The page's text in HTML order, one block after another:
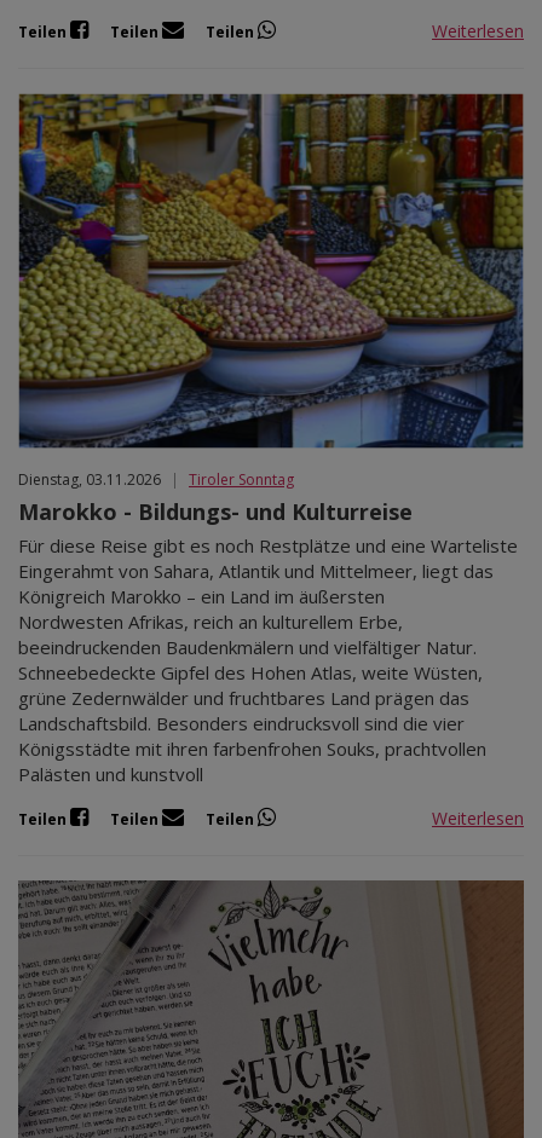
Teilen Teilen Teilen Weiterlesen
Dienstag, 03.11.2026 | Tiroler Sonntag
Marokko - Bildungs- und Kulturreise
Für diese Reise gibt es noch Restplätze und eine Warteliste
Eingerahmt von Sahara, Atlantik und Mittelmeer, liegt das
Königreich Marokko – ein Land im äußersten
Nordwesten Afrikas, reich an kulturellem Erbe,
beeindruckenden Baudenkmälern und vielfältiger Natur.
Schneebedeckte Gipfel des Hohen Atlas, weite Wüsten,
grüne Zedernwälder und fruchtbares Land prägen das
Landschaftsbild. Besonders eindrucksvoll sind die vier
Königsstädte mit ihren farbenfrohen Souks, prachtvollen
Palästen und kunstvoll
Teilen Teilen Teilen Weiterlesen